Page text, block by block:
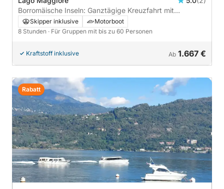
Borromäische Inseln: Ganztägige Kreuzfahrt mit
Wanderungen, Mittagessen und Schwimmen
Skipper inklusive
Motorboot
8 Stunden · Für Gruppen mit bis zu 60 Personen
Kraftstoff inklusive Ab 1.667 €
Rabatt